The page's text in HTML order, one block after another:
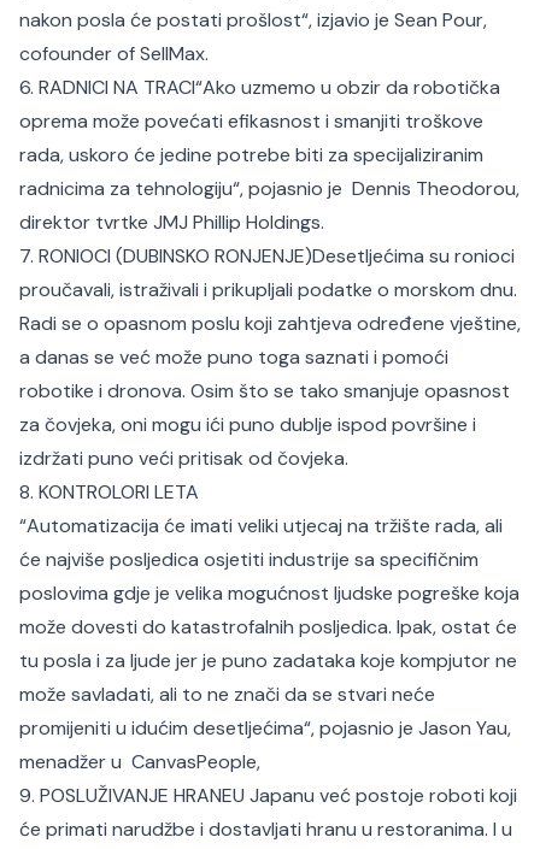
nakon posla će postati prošlost“, izjavio je Sean Pour,
cofounder of SellMax.
6. RADNICI NA TRACI“Ako uzmemo u obzir da robotička
oprema može povećati efikasnost i smanjiti troškove
rada, uskoro će jedine potrebe biti za specijaliziranim
radnicima za tehnologiju“, pojasnio je Dennis Theodorou,
direktor tvrtke JMJ Phillip Holdings.
7. RONIOCI (DUBINSKO RONJENJE)Desetljećima su ronioci
proučavali, istraživali i prikupljali podatke o morskom dnu.
Radi se o opasnom poslu koji zahtjeva određene vještine,
a danas se već može puno toga saznati i pomoći
robotike i dronova. Osim što se tako smanjuje opasnost
za čovjeka, oni mogu ići puno dublje ispod površine i
izdržati puno veći pritisak od čovjeka.
8. KONTROLORI LETA
“Automatizacija će imati veliki utjecaj na tržište rada, ali
će najviše posljedica osjetiti industrije sa specifičnim
poslovima gdje je velika mogućnost ljudske pogreške koja
može dovesti do katastrofalnih posljedica. Ipak, ostat će
tu posla i za ljude jer je puno zadataka koje kompjutor ne
može savladati, ali to ne znači da se stvari neće
promijeniti u idućim desetljećima“, pojasnio je Jason Yau,
menadžer u CanvasPeople,
9. POSLUŽIVANJE HRANEU Japanu već postoje roboti koji
će primati narudžbe i dostavljati hranu u restoranima. I u